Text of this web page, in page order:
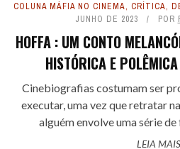
COLUNA MÁFIA NO CINEMA, CRÍTICA,
JUNHO DE 2023
POR
HOFFA : UM CONTO
HISTÓRICA E
Cinebiografias costumam ser
executar, uma vez que retratar
alguém envolve uma série
LEIA MAIS